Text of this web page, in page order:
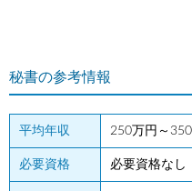
秘書の参考情報
平均年収 250万円～
必要資格 必要資格なし